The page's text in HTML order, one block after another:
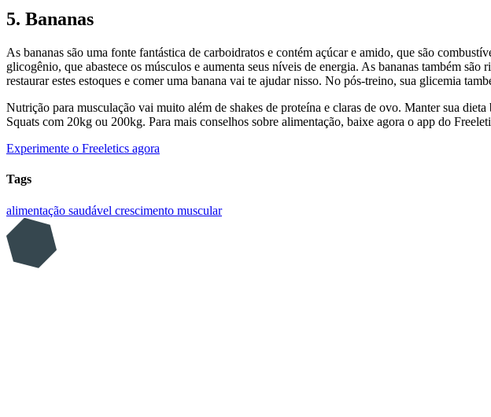
5. Bananas
As bananas são uma fonte fantástica de carboidratos e contém açúcar e amido, que são
glicogênio, que abastece os músculos e aumenta seus níveis de energia. As bananas também
restaurar estes estoques e comer uma banana vai te ajudar nisso. No pós-treino, sua glicemia
Nutrição para musculação vai muito além de shakes de proteína e claras de ovo. Manter sua
Squats com 20kg ou 200kg. Para mais conselhos sobre alimentação, baixe agora o app do
Experimente o Freeletics agora
Tags
alimentação saudável crescimento muscular